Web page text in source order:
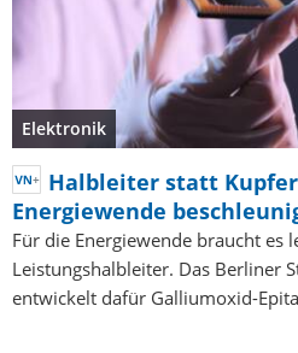
Elektronik
Halbleiter statt
Energiewende
Für die Energiewende braucht es
Leistungshalbleiter. Das Berliner
entwickelt dafür Galliumoxid-